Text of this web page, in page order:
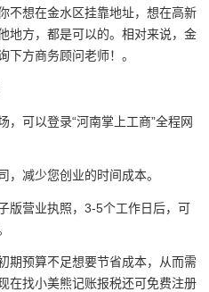
不想在金水区挂靠地址，想在高新
地方，都是可以的。相对来说，金
下方商务顾问老师！。
可以登录“河南掌上工商”全程网
，减少您创业的时间成本。
版营业执照，3-5个工作日后，可
期预算不足想要节省成本，从而需
在找小美熊记账报税还可免费注册